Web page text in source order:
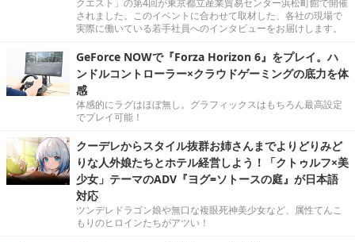
されました。このイベントに合わせて取材した、各社の現場で
実際に働いている若手社員へのインタビューをお届けします。
GeForce NOWで『Forza Horizon 6』をプレイ。ハ
ンドルコントローラー×クラウドゲーミングの底力を体
感
体感的にラグはほぼ無し。グラフィックスはもちろん最高設定
でプレイ可能！
クーデレからスタイル抜群お姉さんまでよりどりみど
りな人外娘たちとホテル経営しよう！「クトゥルフ×美
少女」テーマのADV『ヨグ=ソトースの庭』が日本語
対応
ツンデレドラゴン娘や無口な複眼死神美少女など、属性てんこ
もりのヒロインたちがアツい！